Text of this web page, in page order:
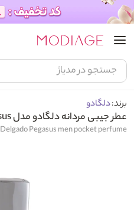
برند:دلگادو
عطر جیبی مردانه دلگادو مدل Pegasus حجم25میل
Delgado Pegasus men pocket perfume